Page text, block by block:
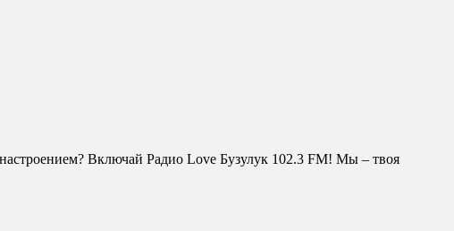
Включай Радио Love Бузулук 102.3 FM! Мы – твоя